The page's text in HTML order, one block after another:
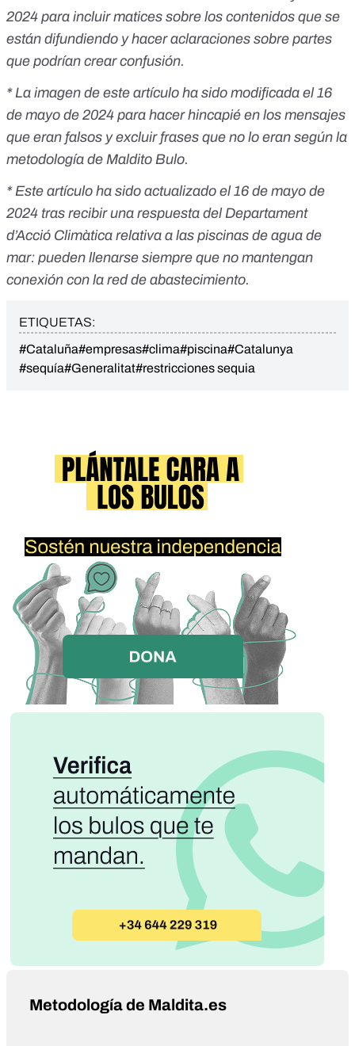
2024 para incluir matices sobre los contenidos que se
están difundiendo y hacer aclaraciones sobre partes
que podrían crear confusión.
* La imagen de este artículo ha sido modificada el 16
de mayo de 2024 para hacer hincapié en los mensajes
que eran falsos y excluir frases que no lo eran según la
metodología de Maldito Bulo.
* Este artículo ha sido actualizado el 16 de mayo de
2024 tras recibir una respuesta del Departament
d’Acció Climàtica relativa a las piscinas de agua de
mar: pueden llenarse siempre que no mantengan
conexión con la red de abastecimiento.
ETIQUETAS:
#Cataluña#empresas#clima#piscina#Catalunya
#sequía#Generalitat#restricciones sequia
Metodología de Maldita.es